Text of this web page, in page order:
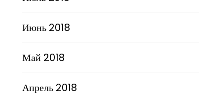
Июнь 2018
Май 2018
Апрель 2018